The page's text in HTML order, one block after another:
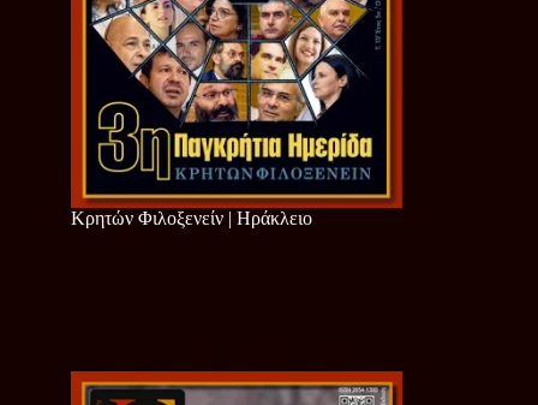
Κρητών Φιλοξενείν | Ηράκλειο